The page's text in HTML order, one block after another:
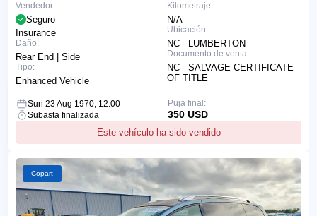
Kilometraje:
N/A
Ubicación:
NC - LUMBERTON
Documento de venta:
NC - SALVAGE CERTIFICATE
OF TITLE
Vendedor:
Seguro
Insurance
Daño:
Rear End | Side
Tipo:
Enhanced Vehicle
Sun 23 Aug 1970, 12:00
Subasta finalizada
Este vehículo ha sido vendido
Puja final:
350 USD
Copart